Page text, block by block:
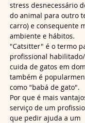
stress desnecessário
do animal para outro
carro) e consequente
"Catsitter" é o termo
profissional
cuida de gatos em
também é
Por que é mais
serviço de um
que pedir ajuda a um